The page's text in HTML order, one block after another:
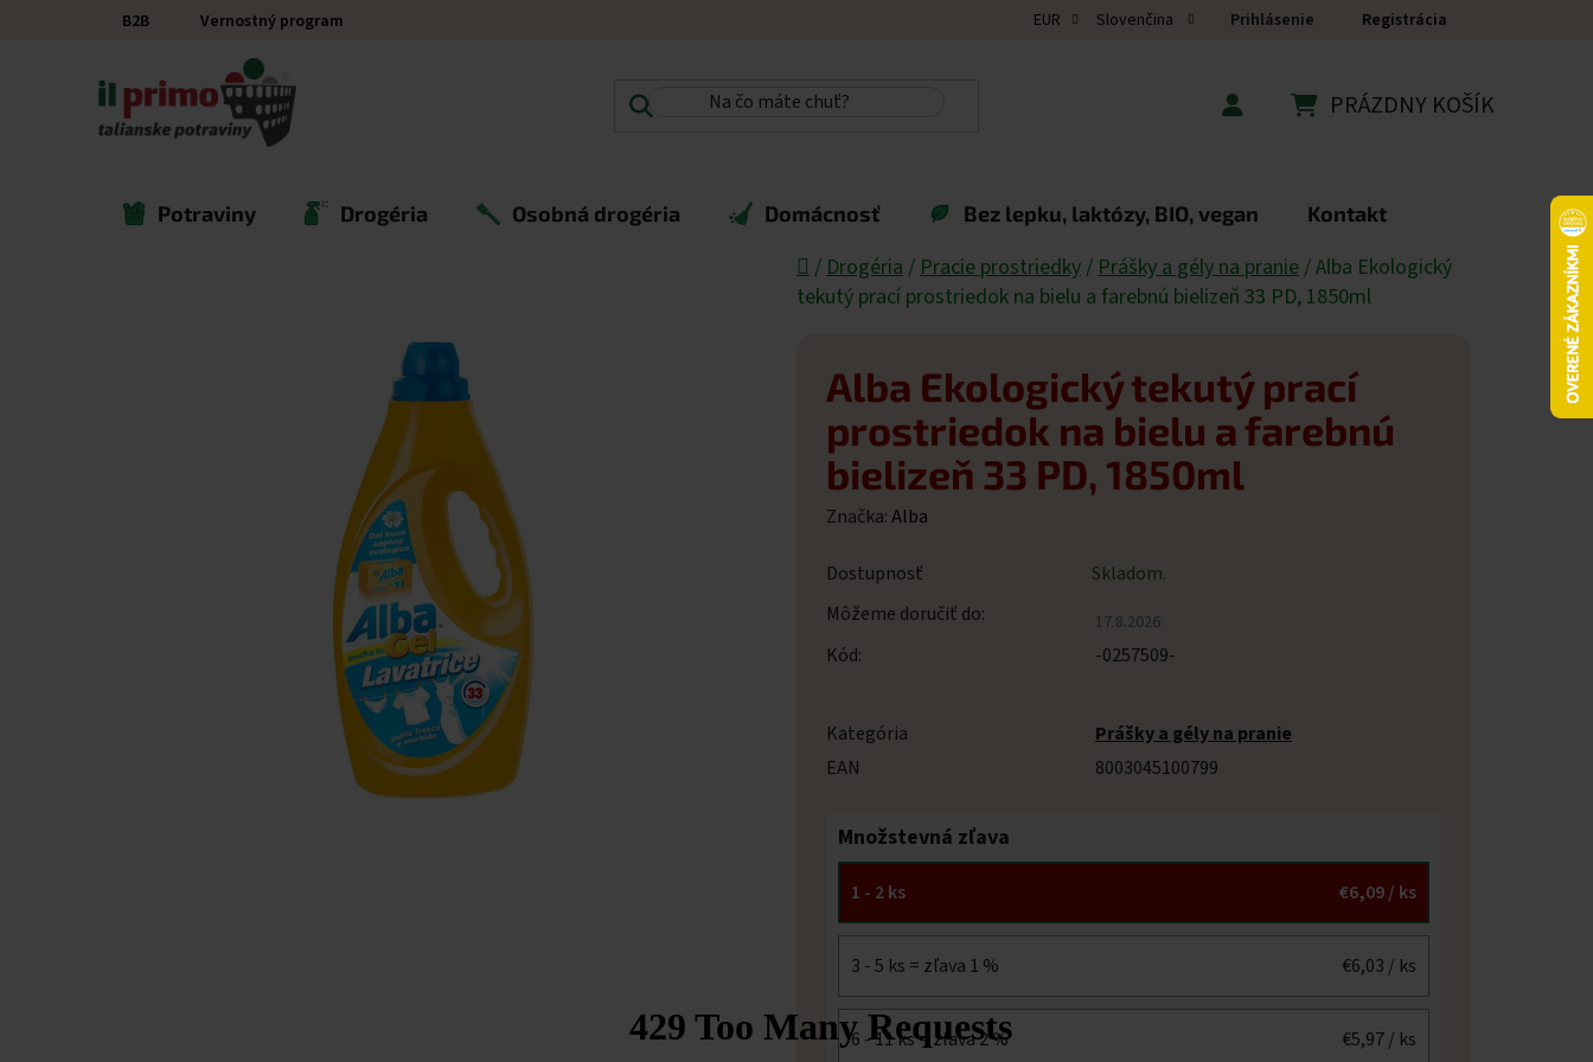
Prejsť na obsahB2B Vernostný program EUR Slovenčina Prihlásenie Registrácia
PRÁZDNY KOŠÍK
Potraviny Drogéria Osobná drogéria Domácnosť Bez lepku, laktózy, BIO, vegan Kontakt
Domov
/ Drogéria / Pracie prostriedky / Prášky a gély na pranie /Alba Ekologický
tekutý prací prostriedok na bielu a farebnú bielizeň 33 PD, 1850ml
Alba Ekologický tekutý prací
prostriedok na bielu a farebnú
bielizeň 33 PD, 1850ml
Značka:Alba
Dostupnosť
Skladom.
Môžeme doručiť do:
17.8.2026
Kód: -0257509-
Kategória
Prášky a gély na pranie
EAN
8003045100799
Množstevná zľava
1 - 2 ks €6,09/ ks
3 - 5 ks = zľava 1 % €6,03 / ks
6 - 11 ks = zľava 2 % €5,97/ ks